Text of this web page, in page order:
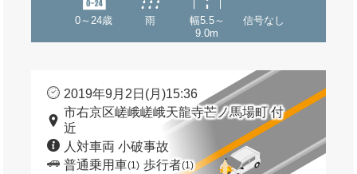
0～24歳 雨
幅5.5～
9.0m
信号なし
2019年9月2日(月)15:36
市右京区嵯峨嵯峨天龍寺芒ノ馬場町 付
近
人対車両 小破事故
普通乗用車(1) 歩行者(1)